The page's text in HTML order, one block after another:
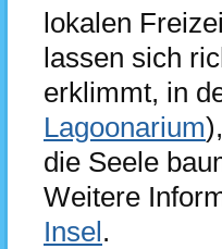
lokalen
lassen sich
erklimmt, in
Lagoonarium
die Seele
Weitere
Insel.